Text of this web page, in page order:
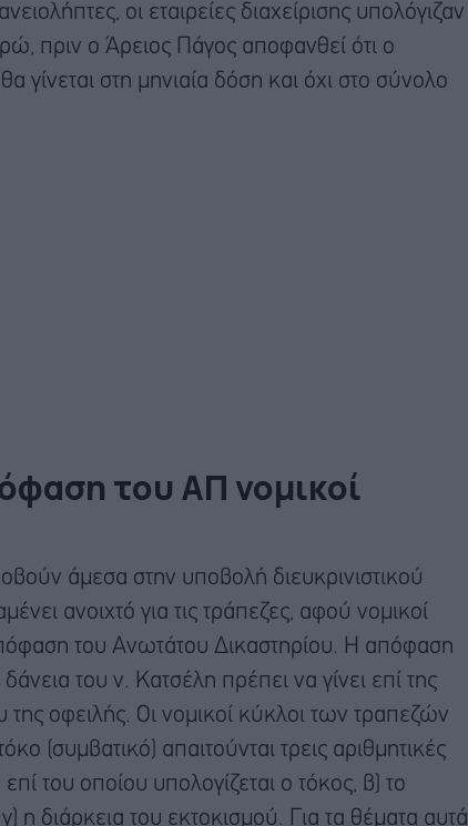
οι εταιρείες διαχείρισης υπολόγιζαν
πριν ο Άρειος Πάγος αποφανθεί ότι ο
γίνεται στη μηνιαία δόση και όχι στο σύνολο
του ΑΠ νομικοί
άμεσα στην υποβολή διευκρινιστικού
ανοιχτό για τις τράπεζες, αφού νομικοί
του Ανωτάτου Δικαστηρίου. Η απόφαση
του ν. Κατσέλη πρέπει να γίνει επί της
της οφειλής. Οι νομικοί κύκλοι των τραπεζών
(συμβατικό) απαιτούνται τρεις αριθμητικές
του οποίου υπολογίζεται ο τόκος, β) το
η διάρκεια του εκτοκισμού. Για τα θέματα αυτά